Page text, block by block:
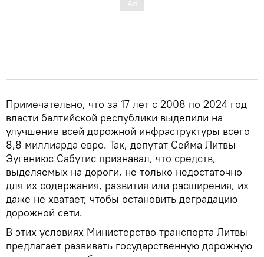
Примечательно, что за 17 лет с 2008 по 2024 год
власти балтийской республики выделили на
улучшение всей дорожной инфраструктуры всего
8,8 миллиарда евро. Так, депутат Сейма Литвы
Эугениюс Сабутис признавал, что средств,
выделяемых на дороги, не только недостаточно
для их содержания, развития или расширения, их
даже не хватает, чтобы остановить деградацию
дорожной сети.
В этих условиях Министерство транспорта Литвы
предлагает развивать государственную дорожную